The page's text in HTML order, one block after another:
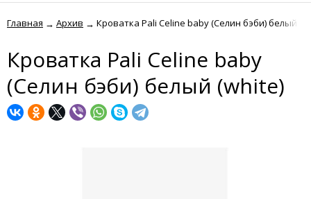
Главная → Архив → Кроватка Pali Celine baby (Селин бэби) белый
Кроватка Pali Celine baby
(Селин бэби) белый (white)